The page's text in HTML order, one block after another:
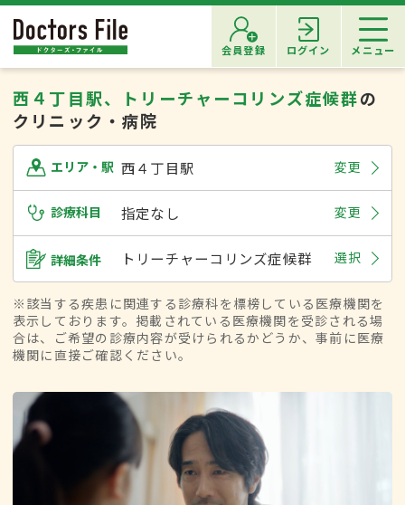
会員登録 ログイン メニュー
西４丁目駅、トリーチャーコリンズ症候群の
クリニック・病院
エリア・駅 西４丁目駅 変更
診療科目 指定なし 変更
詳細条件 トリーチャーコリンズ症候群 選択
※該当する疾患に関連する診療科を標榜している医療機関を
表示しております。掲載されている医療機関を受診される場
合は、ご希望の診療内容が受けられるかどうか、事前に医療
機関に直接ご確認ください。